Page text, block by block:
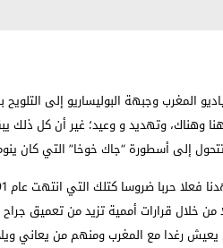
المغرب وجبهة البوليساريو إلى
وهناك، وتهديد و وعيد؛ غير أن كل ذلك
إلى أسطورة “جاك خوخا” التي كان
من خلال قرارات أممية تزيد من تعميق
يعيش رغدا مع المغرب ومنهم من يعاني